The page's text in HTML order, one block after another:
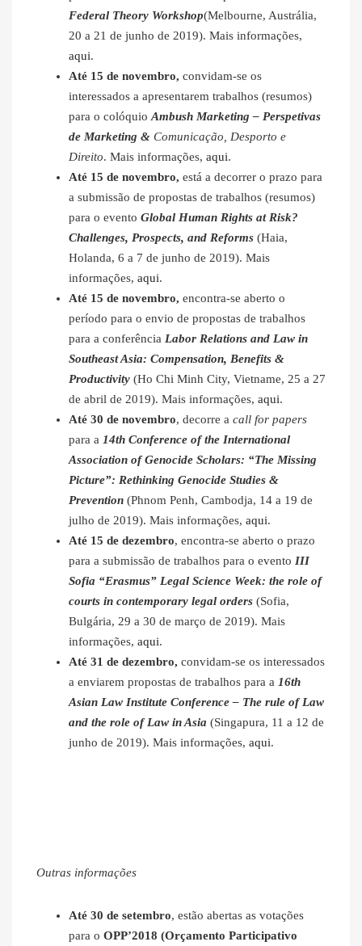
Federal Theory Workshop(Melbourne, Austrália,
20 a 21 de junho de 2019). Mais informações,
aqui.
Até 15 de novembro, convidam-se os
interessados a apresentarem trabalhos (resumos)
para o colóquioAmbush Marketing – Perspetivas
de Marketing & Comunicação, Desporto e
Direito. Mais informações, aqui.
Até 15 de novembro, está a decorrer o prazo para
a submissão de propostas de trabalhos (resumos)
para o evento Global Human Rights at Risk?
Challenges, Prospects, and Reforms (Haia,
Holanda, 6 a 7 de junho de 2019). Mais
informações, aqui.
Até 15 de novembro, encontra-se aberto o
período para o envio de propostas de trabalhos
para a conferência Labor Relations and Law in
Southeast Asia: Compensation, Benefits &
Productivity (Ho Chi Minh City, Vietname, 25 a 27
de abril de 2019). Mais informações, aqui.
Até 30 de novembro, decorre a call for papers
para a 14th Conference of the International
Association of Genocide Scholars: “The Missing
Picture”: Rethinking Genocide Studies &
Prevention (Phnom Penh, Cambodja, 14 a 19 de
julho de 2019). Mais informações, aqui.
Até 15 de dezembro, encontra-se aberto o prazo
para a submissão de trabalhos para o evento III
Sofia “Erasmus” Legal Science Week: the role of
courts in contemporary legal orders (Sofia,
Bulgária, 29 a 30 de março de 2019). Mais
informações, aqui.
Até 31 de dezembro, convidam-se os interessados
a enviarem propostas de trabalhos para a 16th
Asian Law Institute Conference – The rule of Law
and the role of Law in Asia (Singapura, 11 a 12 de
junho de 2019). Mais informações, aqui.
Outras informações
Até 30 de setembro, estão abertas as votações
para o OPP’2018 (Orçamento Participativo